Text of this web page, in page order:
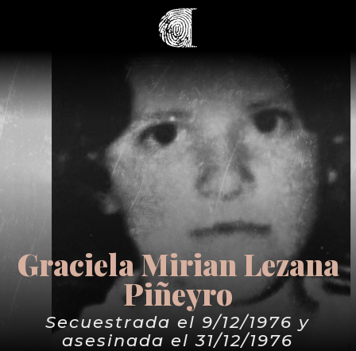
Graciela Mirian Lezana
Piñeyro
Secuestrada el 9/12/1976 y
asesinada el 31/12/1976